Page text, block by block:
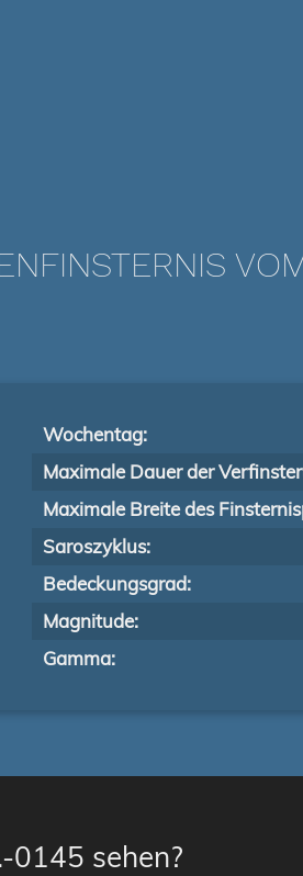
Wochentag:
Maximale Dauer der
Maximale Breite des
Saroszyklus:
Bedeckungsgrad:
Magnitude:
Gamma:
0145 sehen?